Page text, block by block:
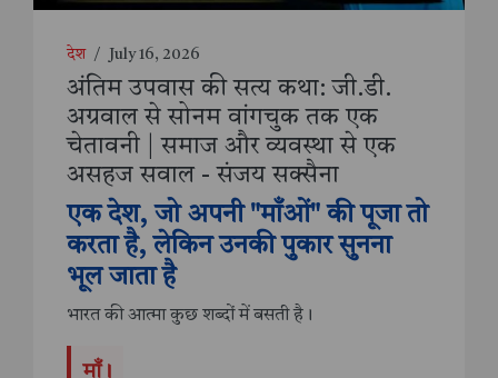
देश / July 16, 2026
अंतिम उपवास की सत्य कथा: जी.डी.
अग्रवाल से सोनम वांगचुक तक एक
चेतावनी | समाज और व्यवस्था से एक
असहज सवाल - संजय सक्सैना
एक देश, जो अपनी "माँओं" की पूजा तो
करता है, लेकिन उनकी पुकार सुनना
भूल जाता है
भारत की आत्मा कुछ शब्दों में बसती है।
माँ।